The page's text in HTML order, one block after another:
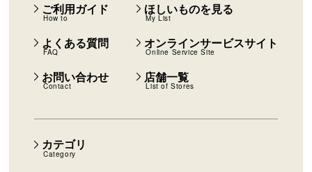
カテゴリ
Category
ご利用ガイド
How to
ほしいものを見る
My List
よくある質問
FAQ
オンラインサービスサイト
Online Service Site
お問い合わせ
Contact
店舗一覧
List of Stores